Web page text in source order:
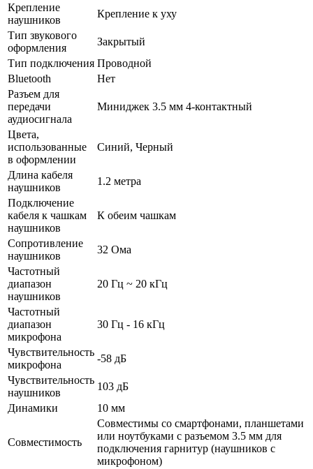
Крепление
наушников
Крепление к уху
Тип звукового
оформления
Закрытый
Тип подключения Проводной
Bluetooth
Нет
Разъем для
передачи
аудиосигнала
Миниджек 3.5 мм 4-контактный
Цвета,
использованные
в оформлении
Синий, Черный
Длина кабеля
наушников
1.2 метра
Подключение
кабеля к чашкам
наушников
К обеим чашкам
Сопротивление
наушников
32 Ома
Частотный
диапазон
наушников
20 Гц ~ 20 кГц
Частотный
диапазон
микрофона
30 Гц - 16 кГц
Чувствительность
микрофона
-58 дБ
Чувствительность
наушников
103 дБ
Динамики
10 мм
Совместимость
Совместимы со смартфонами, планшетами
или ноутбуками с разъемом 3.5 мм для
подключения гарнитур (наушников с
микрофоном)